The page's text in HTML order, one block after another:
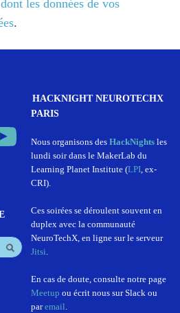
les données de vos
.
HACKNIGHT NEUROTECHX
PARIS
Nous organisons des HackNightsles
lundi soir dans le MakerLab du
Learning Planet Institute (LPI, ex-
CRI).
Ces soirées se déroulent souvent en
duplex avec la communauté
NeuroTechX, en ligne sur le serveur
Jitsi.
En cas de doute, consulte notre page
Meetup ou écrit nous sur Slack ou
paremail.